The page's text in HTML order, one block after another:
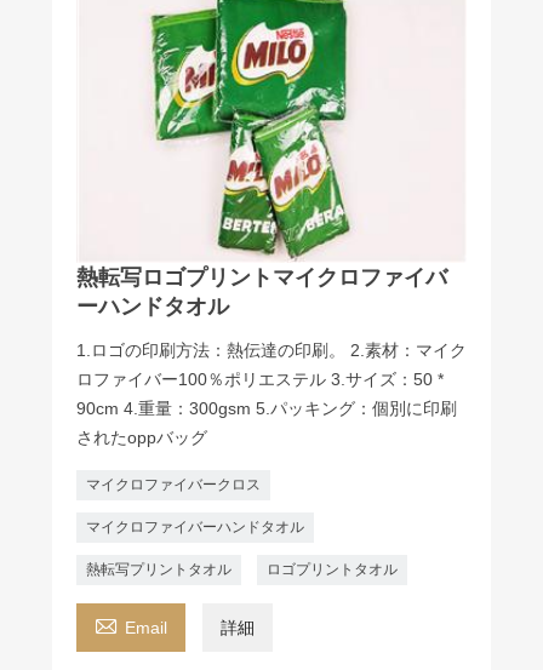
熱転写ロゴプリントマイクロファイバ
ーハンドタオル
1.ロゴの印刷方法：熱伝達の印刷。 2.素材：マイク
ロファイバー100％ポリエステル 3.サイズ：50 *
90cm 4.重量：300gsm 5.パッキング：個別に印刷
されたoppバッグ
マイクロファイバークロス
マイクロファイバーハンドタオル
熱転写プリントタオル ロゴプリントタオル
 Email 詳細